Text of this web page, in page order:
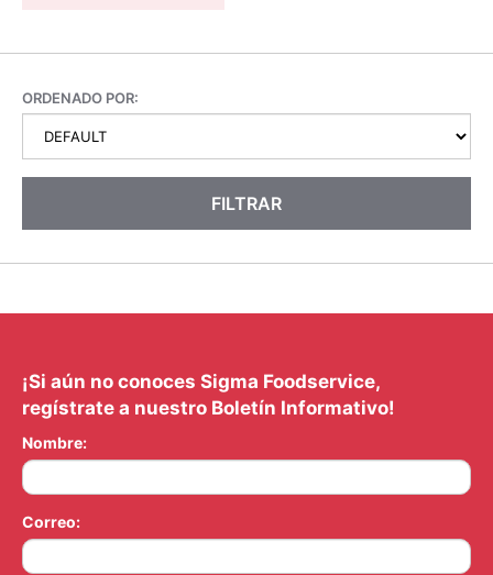
ORDENADO POR:
FILTRAR
¡Si aún no conoces Sigma Foodservice,
regístrate a nuestro Boletín Informativo!
Nombre:
Correo: